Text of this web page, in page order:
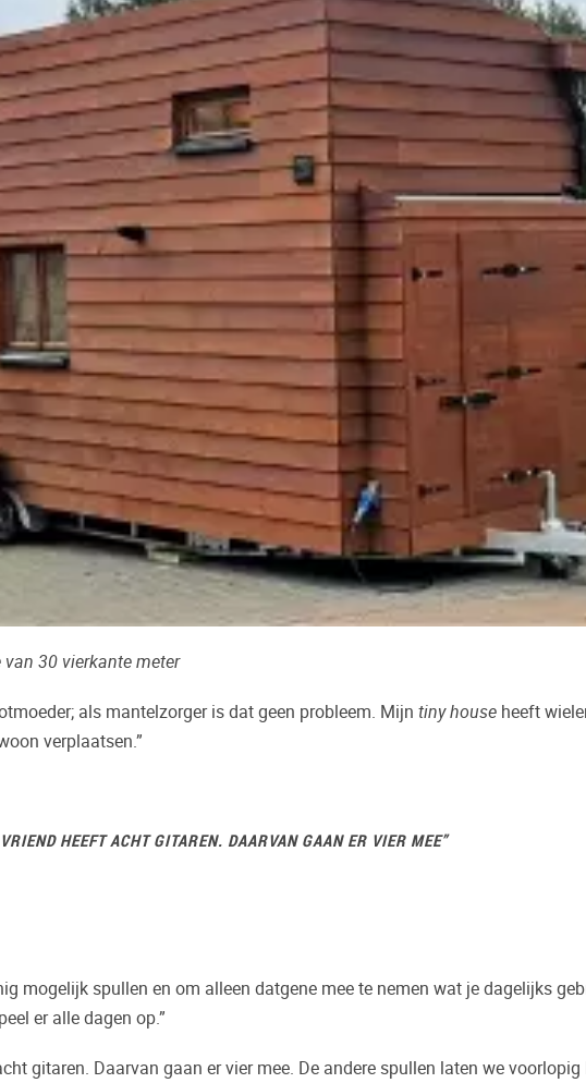
30 vierkante meter
als mantelzorger is dat geen probleem. Mijn tiny house heeft
verplaatsen.”
HEEFT ACHT GITAREN. DAARVAN GAAN ER VIER MEE”
mogelijk spullen en om alleen datgene mee te nemen wat je dagelijks
er alle dagen op.”
gitaren. Daarvan gaan er vier mee. De andere spullen laten we